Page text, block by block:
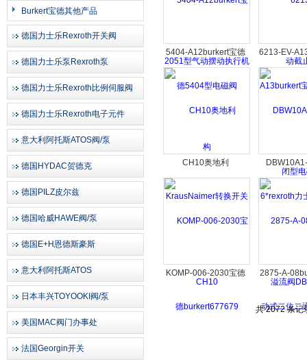
Burkert宝德其他产品
德国力士乐Rexroth开关阀
德国力士乐泵Rexroth泵
德国力士乐Rexroth比例伺服阀
德国力士乐Rexroth电子元件
意大利阿托斯ATOS阀/泵
德国HYDAC贺德克
德国PILZ皮尔兹
德国哈威HAWE阀/泵
德国E+H恩德斯豪斯
意大利阿托斯ATOS
日本丰兴TOYOOKI阀/泵
美国MAC阀门办事处
法国Georgin开关
5404-A12burkert宝德
5404型电磁阀
6213-EV-
德6213常
CH10奥地利
KrausNaimer转换开关
CH10
6*rexroth力
溢流阀
KOMP-006-2030宝德
双膜片
2875-A-
阀
共 2072 条